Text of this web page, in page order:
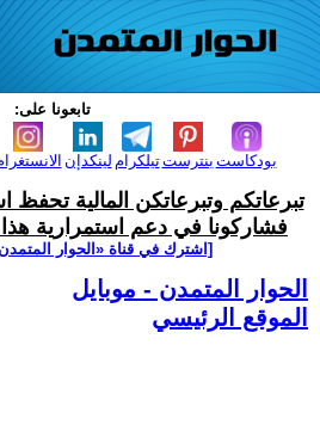
تابعونا على:
لينكدإن تيلكرامبنترست بودكاست
تبرعاتكم وتبرعاتكن المالية تحفظ
فشاركونا في دعم استمرارية هذا
[اشترك في قناة ‫«الحوار
الحوار المتمدن - موبايل
الموقع الرئيسي